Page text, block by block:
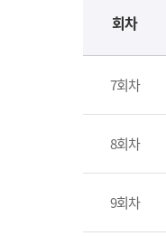
회차
7회차
8회차
9회차